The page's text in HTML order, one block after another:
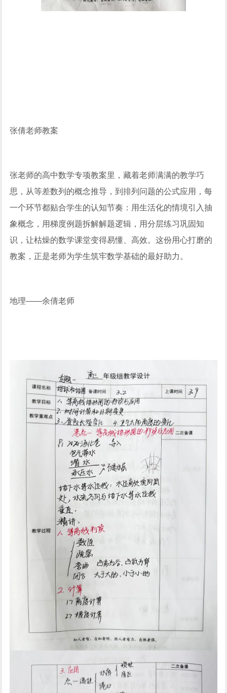
张倩老师教案
张老师的高中数学专项教案里，藏着老师满满的教学巧
思，从等差数列的概念推导，到排列问题的公式应用，每
一个环节都贴合学生的认知节奏：用生活化的情境引入抽
象概念，用梯度例题拆解解题逻辑，用分层练习巩固知
识，让枯燥的数学课堂变得易懂、高效。这份用心打磨的
教案，正是老师为学生筑牢数学基础的最好助力。
地理——余倩老师